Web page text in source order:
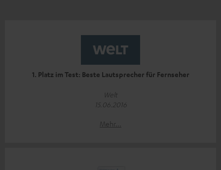
1. Platz im Test: Beste Lautsprecher für Fernseher
Welt
15.06.2016
Mehr...